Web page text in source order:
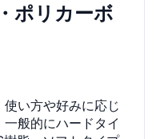
ポリカーボ
い方や好みに応じ
般的にハードタイ